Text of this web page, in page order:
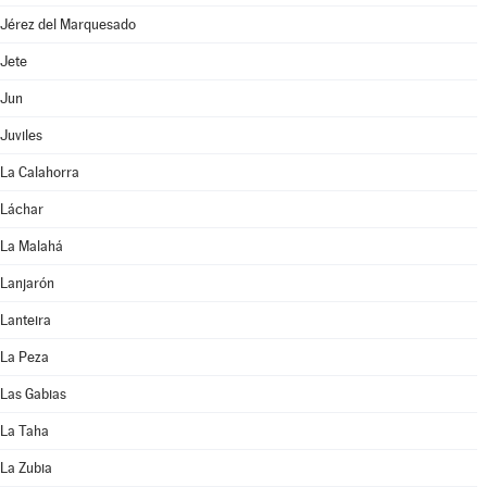
Jérez del Marquesado
Jete
Jun
Juviles
La Calahorra
Láchar
La Malahá
Lanjarón
Lanteira
La Peza
Las Gabias
La Taha
La Zubia